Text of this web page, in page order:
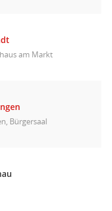
am Markt
Bürgersaal